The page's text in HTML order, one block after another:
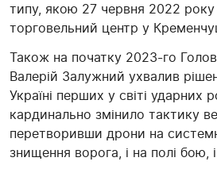
типу, якою 27 червня 2022
торговельний центр у
Також на початку 2023-го
Валерій Залужний ухвалив
Україні перших у світі
кардинально змінило тактику
перетворивши дрони на
знищення ворога, і на полі бою,